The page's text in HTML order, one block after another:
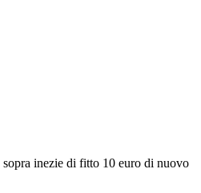
inezie di fitto 10 euro di nuovo